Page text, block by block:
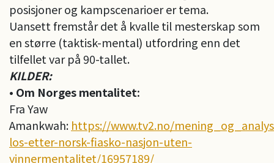
posisjoner og kampscenarioer er tema.
Uansett fremstår det å kvalle til mesterskap som
en større (taktisk-mental) utfordring enn det
tilfellet var på 90-tallet.
KILDER:
• Om Norges mentalitet:
Fra Yaw
Amankwah: https://www.tv2.no/
los-etter-norsk-fiasko-nasjon-uten-
vinnermentalitet/16957189/